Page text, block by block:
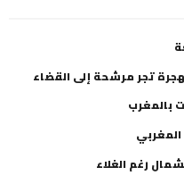
تجر مرشحة إلى القضاء
بالمغرب
رغم الغلاء